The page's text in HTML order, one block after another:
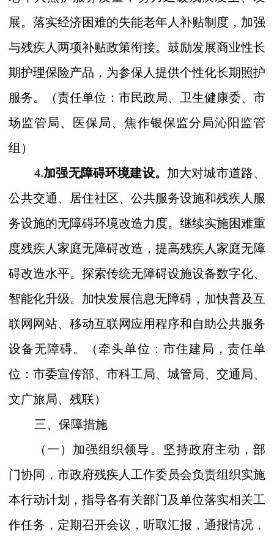
展。落实经济困难的失能老年人补贴制度，加强
与残疾人两项补贴政策衔接。鼓励发展商业性长
期护理保险产品，为参保人提供个性化长期照护
服务。
（责任单位：市民政局、卫生健康委、市
场监管局、医保局、焦作银保监分局沁阳监管
组 ）
4.加强无障碍环境建设。 加大对城市道路、
公共交通、居住社区、公共服务设施和残疾人服
务设施的无障碍环境改造力度。继续实施困难重
度残疾人家庭无障碍改造，提高残疾人家庭无障
碍改造水平。探索传统无障碍设施设备数字化、
智能化升级。加快发展信息无障碍，加快普及互
联网网站、移动互联网应用程序和自助公共服务
设备无障碍。
（牵头单位：市住建局， 责任单
位：市委宣传部、 市科工局、城管局、交通局、
文广旅局、残联）
三、保障措施
（一）加强组织领导。
坚持政府主动，部
门协同，市政府残疾人工作委员会负责组织实施
本行动计划，指导各有关部门及单位落实相关工
作任务，定期召开会议，听取汇报，通报情况，